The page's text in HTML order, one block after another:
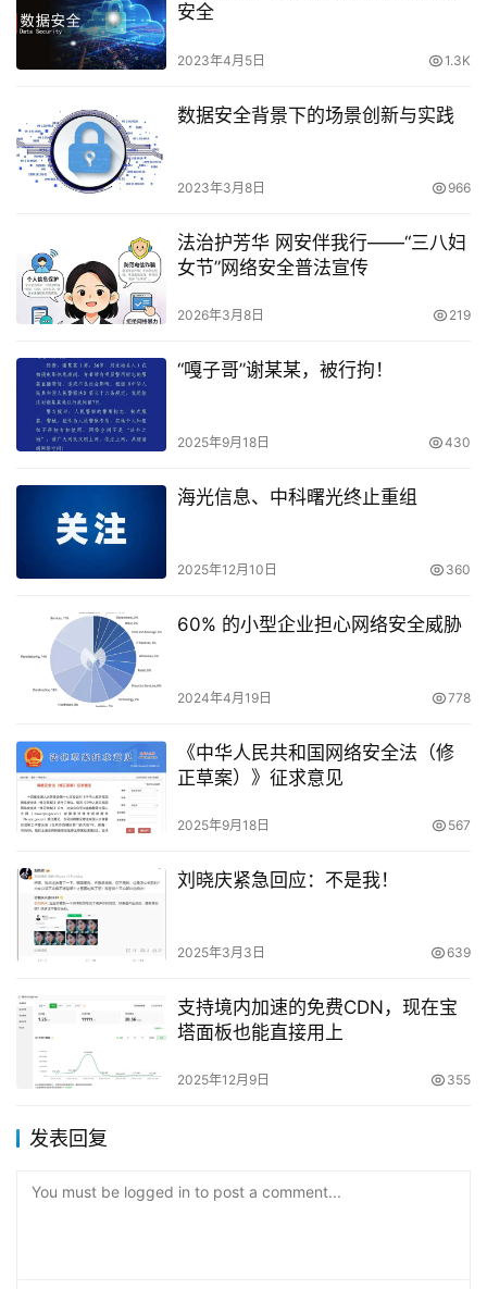
安全
2023年4月5日 1.3K
数据安全背景下的场景创新与实践
2023年3月8日 966
法治护芳华 网安伴我行——“三八妇
女节”网络安全普法宣传
2026年3月8日 219
“嘎子哥”谢某某，被行拘！
2025年9月18日 430
海光信息、中科曙光终止重组
2025年12月10日 360
60% 的小型企业担心网络安全威胁
2024年4月19日 778
《中华人民共和国网络安全法（修
正草案）》征求意见
2025年9月18日 567
刘晓庆紧急回应：不是我！
2025年3月3日 639
支持境内加速的免费CDN，现在宝
塔面板也能直接用上
2025年12月9日 355
发表回复
You must be logged in to post a comment...